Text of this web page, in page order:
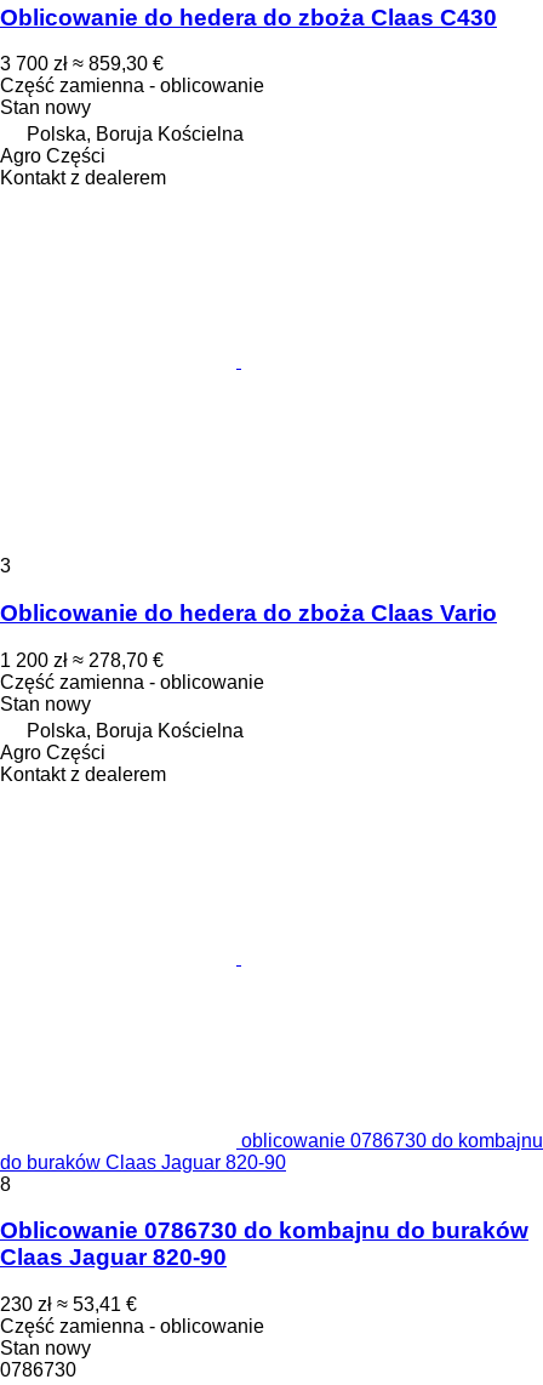
Oblicowanie do hedera do zboża Claas C430
3 700 zł ≈ 859,30 €
Część zamienna - oblicowanie
Stan nowy
Polska, Boruja Kościelna
Agro Części
Kontakt z dealerem
3
Oblicowanie do hedera do zboża Claas Vario
1 200 zł ≈ 278,70 €
Część zamienna - oblicowanie
Stan nowy
Polska, Boruja Kościelna
Agro Części
Kontakt z dealerem
oblicowanie 0786730 do kombajnu
do buraków Claas Jaguar 820-90
8
Oblicowanie 0786730 do kombajnu do buraków
Claas Jaguar 820-90
230 zł ≈ 53,41 €
Część zamienna - oblicowanie
Stan nowy
0786730